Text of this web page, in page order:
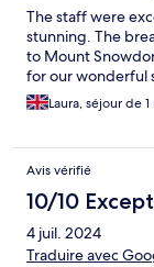
The staff were
stunning. The
to Mount
for our wonderful
Laura, séjour de
Avis vérifié
10/10
4 juil. 2024
Traduire avec